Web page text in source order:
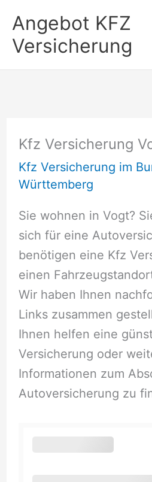
Inhalt
springen
Angebot KFZ
Versicherung
Kfz Versicherung
Kfz Versicherung im
Württemberg
Sie wohnen in Vogt?
sich für eine
benötigen eine Kfz
einen
Wir haben Ihnen
Links zusammen
Ihnen helfen eine
Versicherung oder
Informationen zum
Autoversicherung zu